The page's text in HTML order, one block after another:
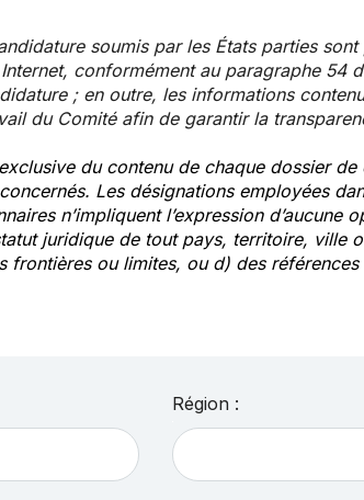
soumis par les États parties
conformément au paragraphe 54
; en outre, les informations
du Comité afin de garantir la
du contenu de chaque dossier
Les désignations employées
n’impliquent l’expression d’aucune
juridique de tout pays, territoire, ville
frontières ou limites, ou d) des
Région :